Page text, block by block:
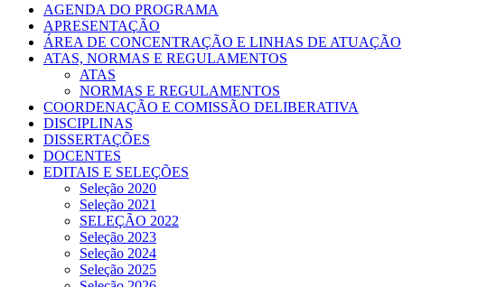
AGENDA DO PROGRAMA
APRESENTAÇÃO
ÁREA DE CONCENTRAÇÃO E LINHAS DE ATUAÇÃO
ATAS, NORMAS E REGULAMENTOS
ATAS
NORMAS E REGULAMENTOS
COORDENAÇÃO E COMISSÃO DELIBERATIVA
DISCIPLINAS
DISSERTAÇÕES
DOCENTES
EDITAIS E SELEÇÕES
Seleção 2020
Seleção 2021
SELEÇÃO 2022
Seleção 2023
Seleção 2024
Seleção 2025